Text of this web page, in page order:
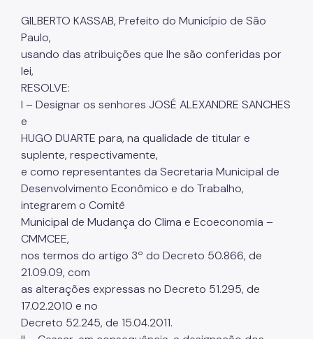
GILBERTO KASSAB, Prefeito do Município de São
Paulo,
usando das atribuições que lhe são conferidas por
lei,
RESOLVE:
I – Designar os senhores JOSÉ ALEXANDRE SANCHES
e
HUGO DUARTE para, na qualidade de titular e
suplente, respectivamente,
e como representantes da Secretaria Municipal de
Desenvolvimento Econômico e do Trabalho,
integrarem o Comitê
Municipal de Mudança do Clima e Ecoeconomia –
CMMCEE,
nos termos do artigo 3º do Decreto 50.866, de
21.09.09, com
as alterações expressas no Decreto 51.295, de
17.02.2010 e no
Decreto 52.245, de 15.04.2011.